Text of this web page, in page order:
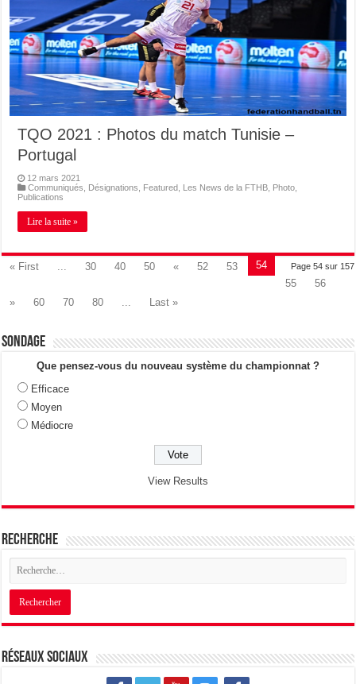
TQO 2021 : Photos du match Tunisie –
Portugal
12 mars 2021
Communiqués
Désignations Featured Les News de la FTHB Photo
Publications
Lire la suite »
Page 54 sur 157
« First ... 30 40 50 « 52 53
54
55
56
»
60 70 80 ... Last »
Sondage
Que pensez-vous du nouveau système du championnat ?
Efficace
Moyen
Médiocre
View Results
Recherche
Réseaux sociaux